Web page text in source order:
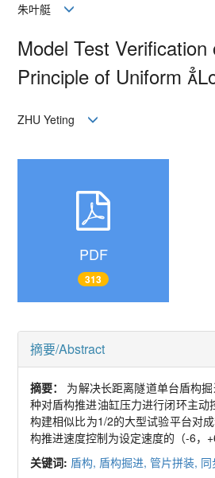
朱叶艇
Model Test
Principle of Uniform
ZHU Yeting
PDF
313
摘要/Abstract
摘要： 为解决长距离隧道单台盾构
种对盾构推进油缸压力进行闭环主
构建相似比为1/2的大型试验平台对
构推进速度控制为设定速度的（-6，
关键词: 盾构, 盾构掘进, 管片拼装, 同